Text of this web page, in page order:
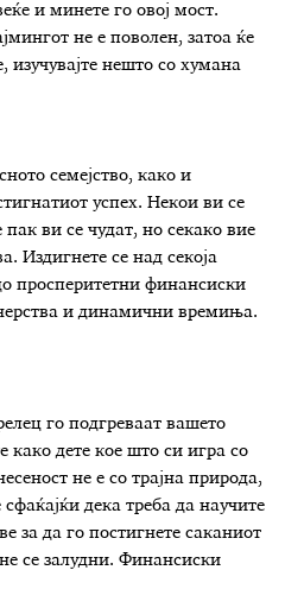
и минете го овој мост.
не е поволен, затоа ќе
изучувајте нешто со хумана
семејство, како и
успех. Некои ви се
пак ви се чудат, но секако вие
Издигнете се над секоја
просперитетни финансиски
и динамични времиња.
го подгреваат вашето
како дете кое што си игра со
не е со трајна природа,
дека треба да научите
за да го постигнете саканиот
се залудни. Финансиски